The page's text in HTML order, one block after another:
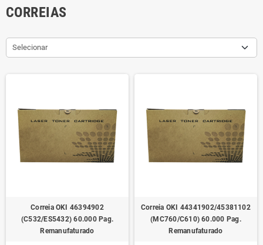
CORREIAS
Selecionar
Correia OKI 46394902
(C532/ES5432) 60.000 Pag.
Remanufaturado
Correia OKI 44341902/45381102
(MC760/C610) 60.000 Pag.
Remanufaturado